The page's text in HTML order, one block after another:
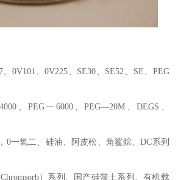
0V101、0V225、SE30、SE52、SE、PEG
、PEG一6000、PEG—20M、DEGS、
0一氧二、硅油、阿皮松、角鲨烷、DC系列
）系列、国产硅藻土系列、有机载